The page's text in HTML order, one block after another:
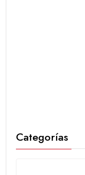
Categorías